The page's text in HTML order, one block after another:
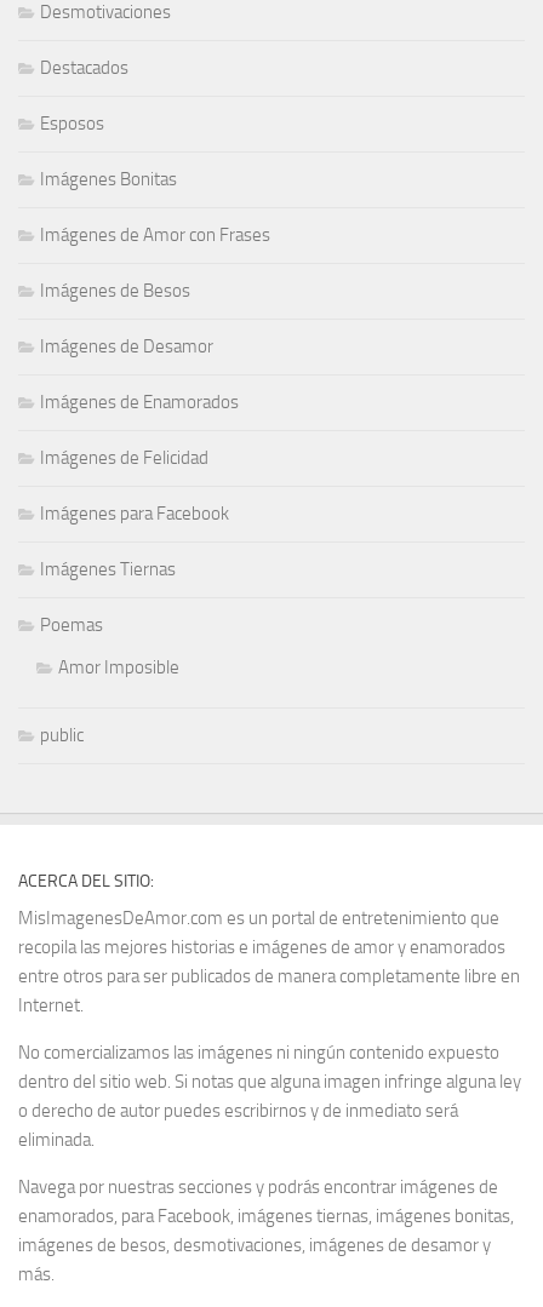
Desmotivaciones
Destacados
Esposos
Imágenes Bonitas
Imágenes de Amor con Frases
Imágenes de Besos
Imágenes de Desamor
Imágenes de Enamorados
Imágenes de Felicidad
Imágenes para Facebook
Imágenes Tiernas
Poemas
Amor Imposible
public
ACERCA DEL SITIO:
MisImagenesDeAmor.com es un portal de entretenimiento que
recopila las mejores historias e imágenes de amor y enamorados
entre otros para ser publicados de manera completamente libre en
Internet.
No comercializamos las imágenes ni ningún contenido expuesto
dentro del sitio web. Si notas que alguna imagen infringe alguna ley
o derecho de autor puedes escribirnos y de inmediato será
eliminada.
Navega por nuestras secciones y podrás encontrar imágenes de
enamorados, para Facebook, imágenes tiernas, imágenes bonitas,
imágenes de besos, desmotivaciones, imágenes de desamor y
más.